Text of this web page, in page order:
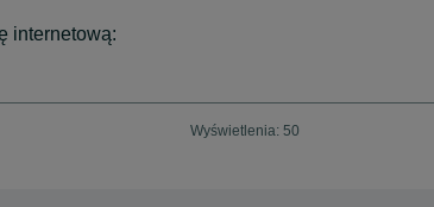
internetową:
Wyświetlenia: 50